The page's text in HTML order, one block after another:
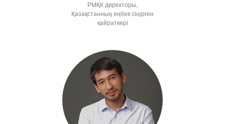
РМҚК директоры,
Қазақстанның еңбек сіңірген
қайраткері